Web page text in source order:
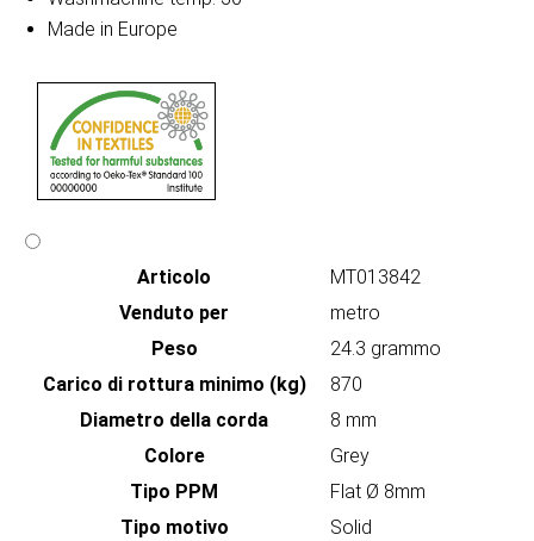
Made in Europe
Articolo
MT013842
Venduto per
metro
Peso
24.3 grammo
Carico di rottura minimo (kg)
870
Diametro della corda
8 mm
Colore
Grey
Tipo PPM
Flat Ø 8mm
Tipo motivo
Solid